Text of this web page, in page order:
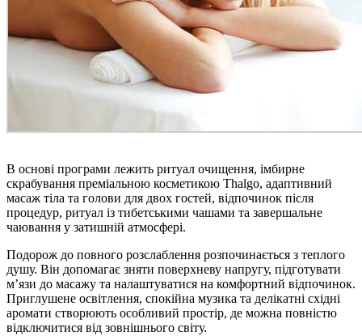
В основі програми лежить ритуал очищення, імбирне
скрабування преміальною косметикою Thalgo, адаптивний
масаж тіла та голови для двох гостей, відпочинок після
процедур, ритуал із тибетськими чашами та завершальне
чаювання у затишній атмосфері.
Подорож до повного розслаблення розпочинається з теплого
душу. Він допомагає зняти поверхневу напругу, підготувати
м’язи до масажу та налаштуватися на комфортний відпочинок.
Приглушене освітлення, спокійна музика та делікатні східні
аромати створюють особливий простір, де можна повністю
відключитися від зовнішнього світу.